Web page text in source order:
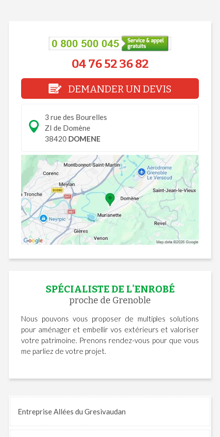
04 76 52 36 82
DEMANDER UN DEVIS
3 rue des Bourelles
ZI de Domène
38420 DOMENE
SPÉCIALISTE DE L'ENROBÉ
proche de Grenoble
Nous pouvons vous proposer de multiples solutions
pour aménager et embellir vos extérieurs et valoriser
votre patrimoine. Prenons rendez-vous pour que vous
me parliez de votre projet.
Entreprise Allées du Gresivaudan